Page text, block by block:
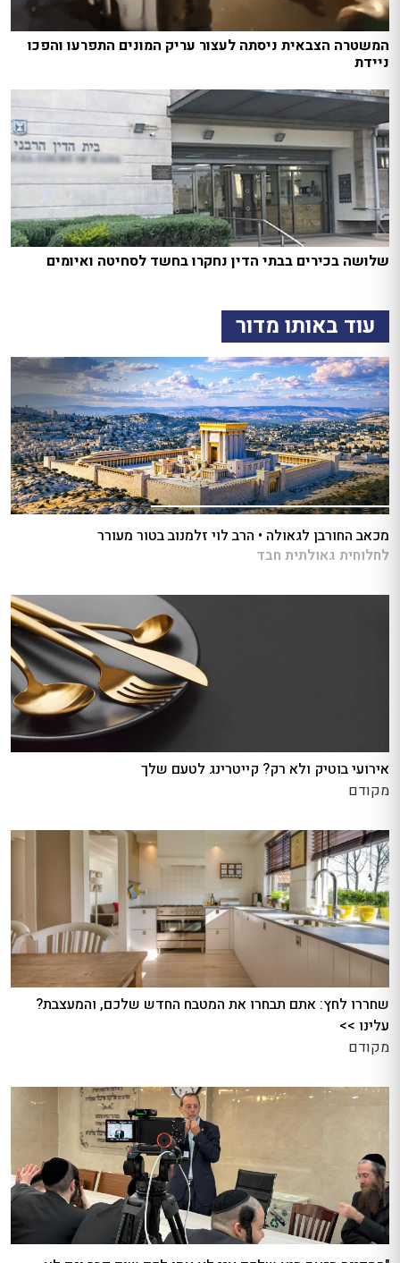
המשטרה הצבאית ניסתה לעצור עריק המונים התפרעו והפכו
ניידת
שלושה בכירים בבתי הדין נחקרו בחשד לסחיטה ואיומים
עוד באותו מדור
מכאב החורבן לגאולה • הרב לוי זלמנוב בטור מעורר
לחלוחית גאולתית חבד
אירועי בוטיק ולא רק? קייטרינג לטעם שלך
מקודם
שחררו לחץ: אתם תבחרו את המטבח החדש שלכם, והמעצבת?
עלינו >>
מקודם